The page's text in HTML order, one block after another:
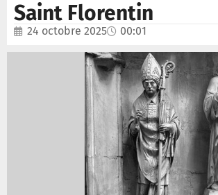
Saint Florentin
24 octobre 2025 00:01